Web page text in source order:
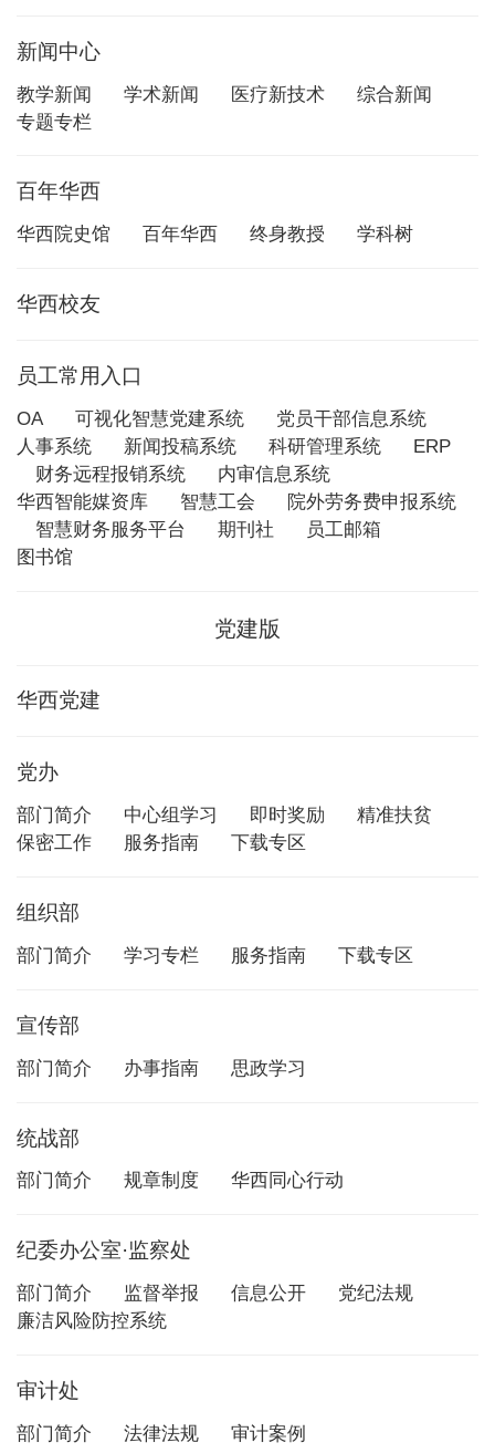
新闻中心
教学新闻 学术新闻 医疗新技术
综合新闻
专题专栏
百年华西
华西院史馆 百年华西 终身教授 学科树
华西校友
员工常用入口
OA 可视化智慧党建系统
党员干部信息系统
人事系统
新闻投稿系统 科研管理系统
ERP
财务远程报销系统
内审信息系统
华西智能媒资库
智慧工会
院外劳务费申报系统
智慧财务服务平台
期刊社
员工邮箱
图书馆
党建版
华西党建
党办
部门简介 中心组学习 即时奖励
精准扶贫
保密工作
服务指南 下载专区
组织部
部门简介 学习专栏 服务指南 下载专区
宣传部
部门简介 办事指南 思政学习
统战部
部门简介 规章制度 华西同心行动
纪委办公室·监察处
部门简介 监督举报 信息公开
党纪法规
廉洁风险防控系统
审计处
部门简介 法律法规 审计案例